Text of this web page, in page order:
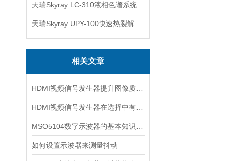
天瑞Skyray LC-310液相色谱系统
相关文章
如何设置示波器来测量抖动